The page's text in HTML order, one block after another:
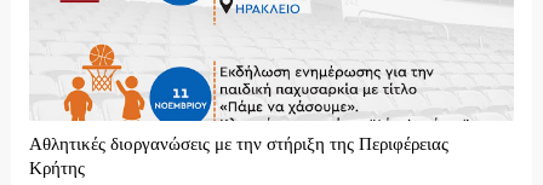
Αθλητικές διοργανώσεις με την στήριξη της Περιφέρειας
Κρήτης